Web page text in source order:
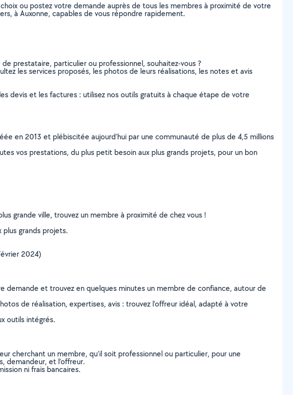
ou postez votre demande auprès de tous les membres à proximité de votre
à Auxonne, capables de vous répondre rapidement.
prestataire, particulier ou professionnel, souhaitez-vous ?
les services proposés, les photos de leurs réalisations, les notes et avis
devis et les factures : utilisez nos outils gratuits à chaque étape de votre
en 2013 et plébiscitée aujourd’hui par une communauté de plus de 4,5 millions
vos prestations, du plus petit besoin aux plus grands projets, pour un bon
grande ville, trouvez un membre à proximité de chez vous !
grands projets.
2024)
demande et trouvez en quelques minutes un membre de confiance, autour de
de réalisation, expertises, avis : trouvez l'offreur idéal, adapté à votre
outils intégrés.
cherchant un membre, qu’il soit professionnel ou particulier, pour une
demandeur, et l’offreur.
ni frais bancaires.